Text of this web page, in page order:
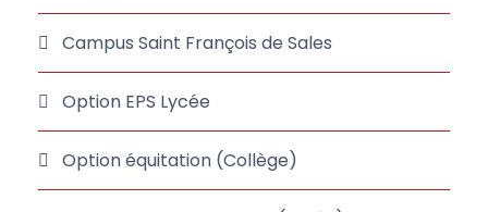
Campus Saint François de Sales
Option EPS Lycée
Option équitation (Collège)